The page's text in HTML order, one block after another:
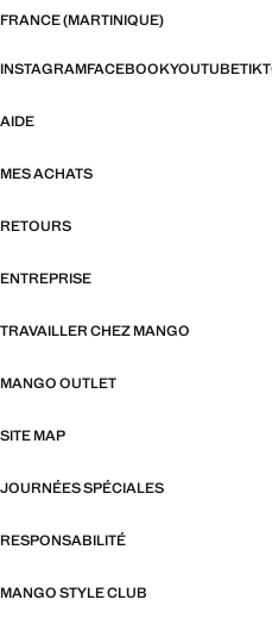
FRANCE (MARTINIQUE)
INSTAGRAMFACEBOOKYOUTUBE
AIDE
MES ACHATS
RETOURS
ENTREPRISE
TRAVAILLER CHEZ MANGO
MANGO OUTLET
SITE MAP
JOURNÉES SPÉCIALES
RESPONSABILITÉ
MANGO STYLE CLUB